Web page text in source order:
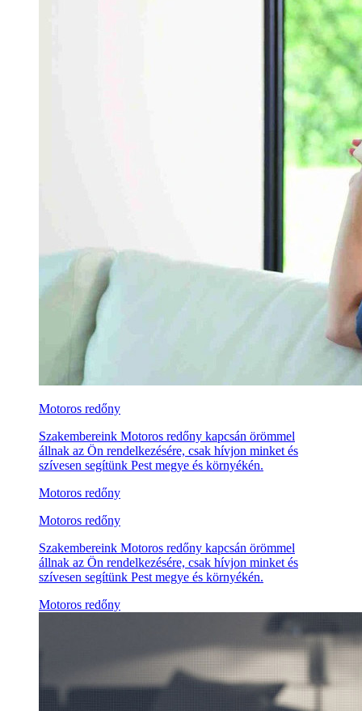
Motoros redőny
Szakembereink Motoros redőny kapcsán örömmel
állnak az Ön rendelkezésére, csak hívjon minket és
szívesen segítünk Pest megye és környékén.
Motoros redőny
Motoros redőny
Szakembereink Motoros redőny kapcsán örömmel
állnak az Ön rendelkezésére, csak hívjon minket és
szívesen segítünk Pest megye és környékén.
Motoros redőny